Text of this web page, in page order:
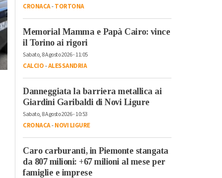
Giovedì, 30 Luglio 2026 - 07:59
Cronaca-Alessandria
Casa di prostituzione
in un locale a Lonato
del Garda: dall’alba
perquisizioni anche
nell’Alessandrino
Indice sport
l’Alessandrino
per basket e tennis
CRONACA-TORTONA
Memorial Mamma e Papà Cairo: vince
il Torino ai rigori
Sabato, 8 Agosto 2026 - 11:05
CALCIO-ALESSANDRIA
Danneggiata la barriera metallica ai
Giardini Garibaldi di Novi Ligure
Sabato, 8 Agosto 2026 - 10:53
CRONACA-NOVI LIGURE
Caro carburanti, in Piemonte stangata
da 807 milioni: +67 milioni al mese per
famiglie e imprese